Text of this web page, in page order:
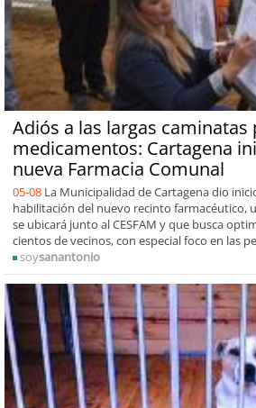
Adiós a las largas caminatas
medicamentos: Cartagena
nueva Farmacia Comunal
05-08 La Municipalidad de Cartagena dio
habilitación del nuevo recinto farmacéutico,
se ubicará junto al CESFAM y que busca
cientos de vecinos, con especial foco en las
soysanantonio